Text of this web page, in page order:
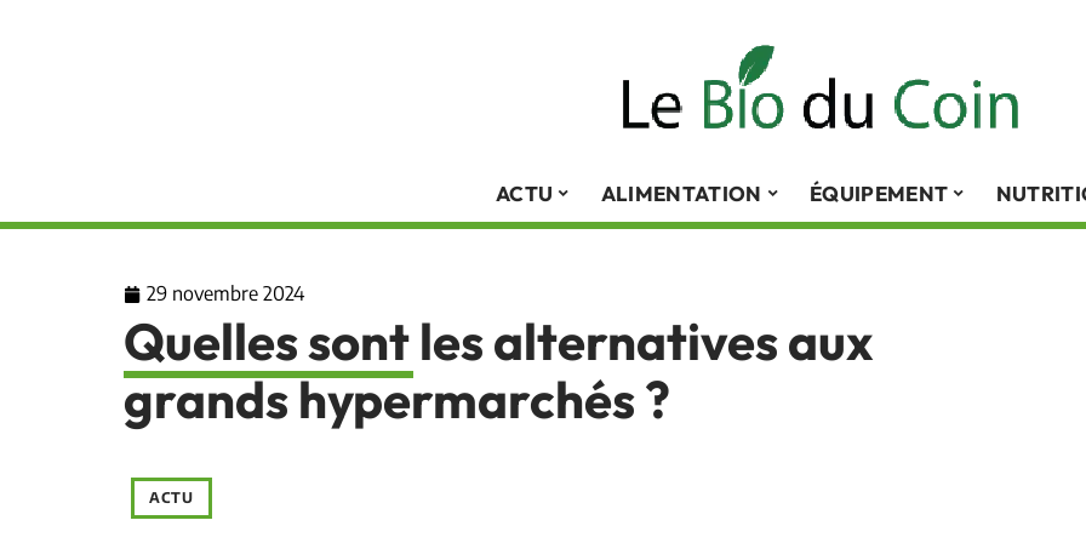
ACTU ALIMENTATION ÉQUIPEMENT
29 novembre 2024
Quelles sont les alternatives aux
grands hypermarchés ?
ACTU